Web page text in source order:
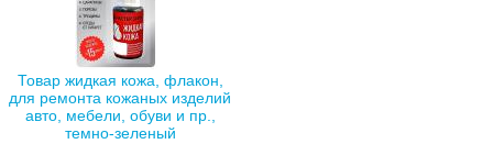
Товар жидкая кожа, флакон,
для ремонта кожаных изделий
авто, мебели, обуви и пр.,
темно-зеленый